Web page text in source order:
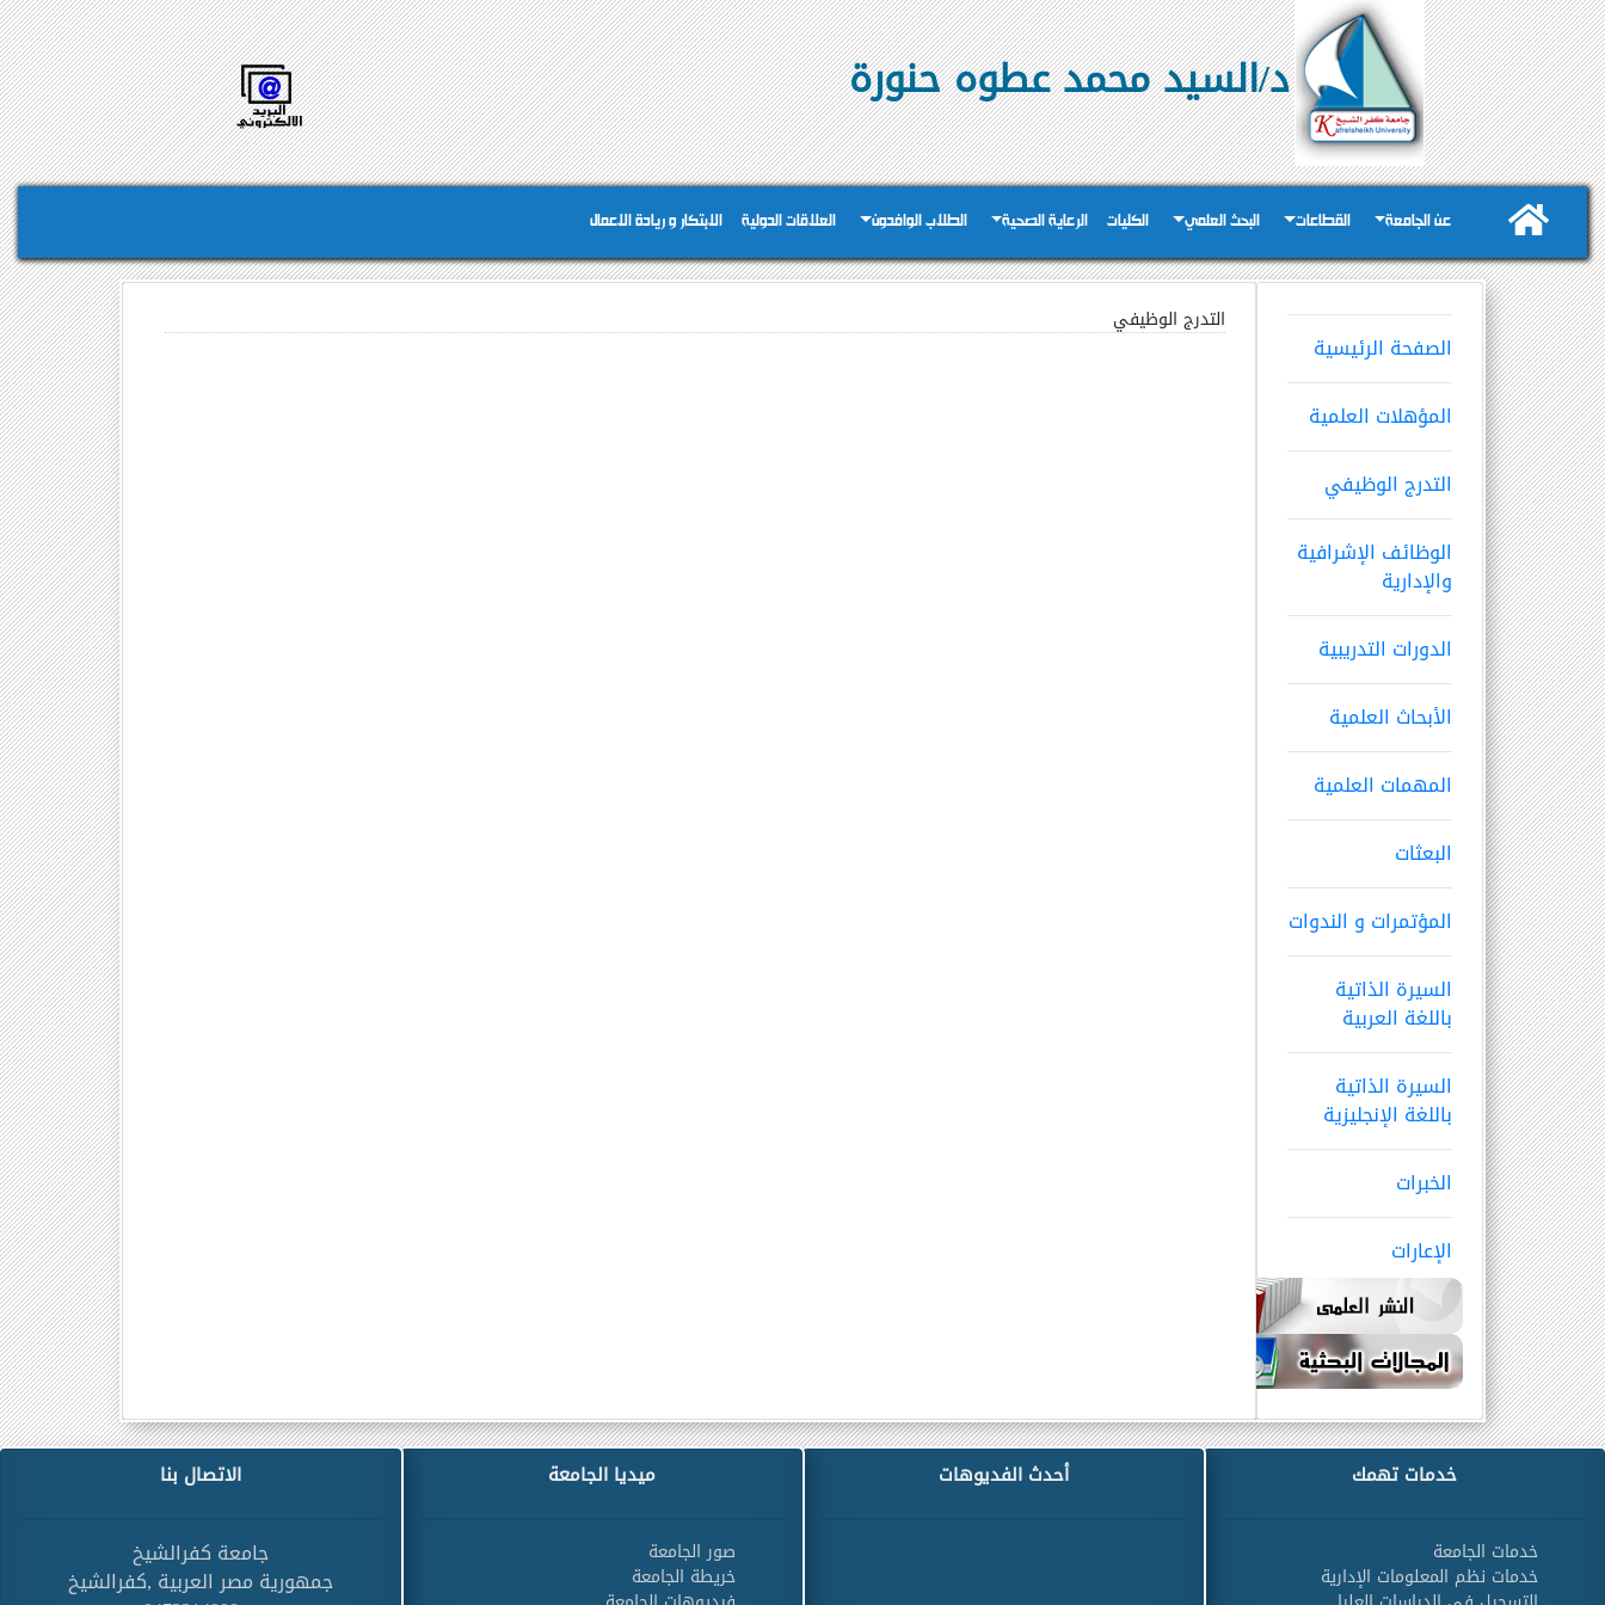
د/السيد محمد عطوه حنورة
عن الجامعة القطاعات البحث العلمي الكليات الرعاية الصحية الطلاب الوافدون العلاقات الدولية الابتكار و ريادة الاعمال
الصفحة الرئيسية
المؤهلات العلمية
التدرج الوظيفي
الوظائف الإشرافية
والإدارية
الدورات التدريبية
الأبحاث العلمية
المهمات العلمية
البعثات
المؤتمرات و الندوات
السيرة الذاتية
باللغة العربية
السيرة الذاتية
باللغة الإنجليزية
الخبرات
الإعارات
التدرج الوظيفي
خدمات تهمك
خدمات الجامعة
خدمات نظم المعلومات الإدارية
أحدث الفديوهات ميديا الجامعة
صور الجامعة
خريطة الجامعة
الاتصال بنا
جامعة كفرالشيخ
جمهورية مصر العربية ,كفرالشيخ